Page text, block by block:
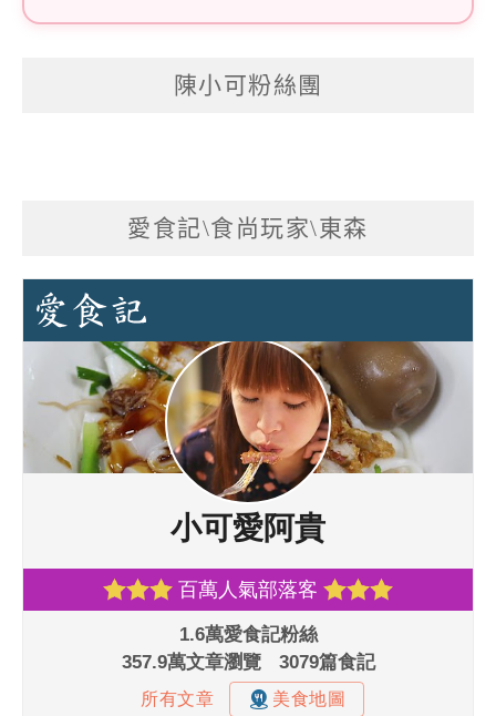
陳小可粉絲團
愛食記\食尚玩家\東森